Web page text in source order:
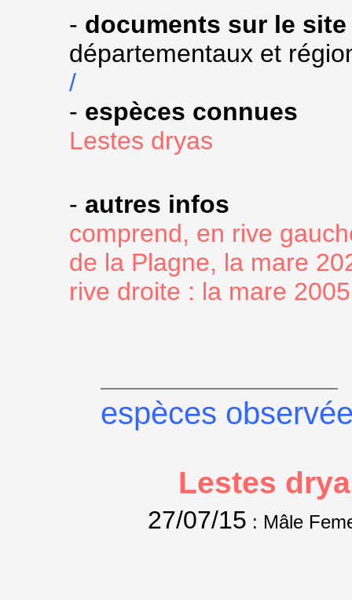
- documents sur le site
départementaux et
/
- espèces connues
Lestes dryas
- autres infos
comprend, en rive
de la Plagne, la mare
rive droite : la mare 2005
espèces
Lestes
27/07/15 : Mâle